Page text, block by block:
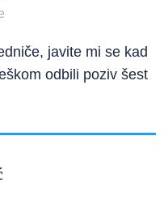
javite mi se kad
odbili poziv šest